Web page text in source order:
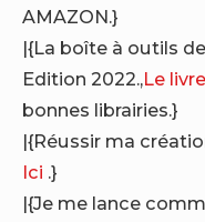
AMAZON.}
|{La boîte à outils
Edition 2022.,Le livre
bonnes librairies.}
|{Réussir ma
Ici .}
|{Je me lance